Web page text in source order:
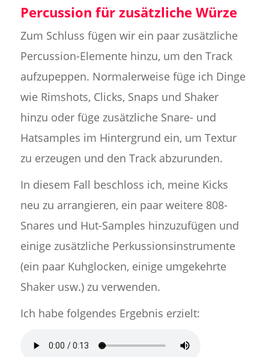
Percussion für zusätzliche Würze
Zum Schluss fügen wir ein paar zusätzliche
Percussion-Elemente hinzu, um den Track
aufzupeppen. Normalerweise füge ich Dinge
wie Rimshots, Clicks, Snaps und Shaker
hinzu oder füge zusätzliche Snare- und
Hatsamples im Hintergrund ein, um Textur
zu erzeugen und den Track abzurunden.
In diesem Fall beschloss ich, meine Kicks
neu zu arrangieren, ein paar weitere 808-
Snares und Hut-Samples hinzuzufügen und
einige zusätzliche Perkussionsinstrumente
(ein paar Kuhglocken, einige umgekehrte
Shaker usw.) zu verwenden.
Ich habe folgendes Ergebnis erzielt: